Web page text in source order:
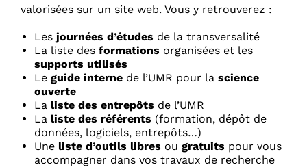
valorisées sur un site web. Vous y retrouverez :
Les journées d’études de la transversalité
La liste des formations organisées et les
supports utilisés
Le guide interne de l’UMR pour la science
ouverte
La liste des entrepôts de l’UMR
La liste des référents (formation, dépôt de
données, logiciels, entrepôts…)
Une liste d’outils libres ou gratuits pour vous
accompagner dans vos travaux de recherche